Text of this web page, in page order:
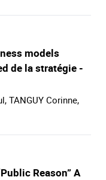
models
de la stratégie -
TANGUY Corinne,
Reason” A